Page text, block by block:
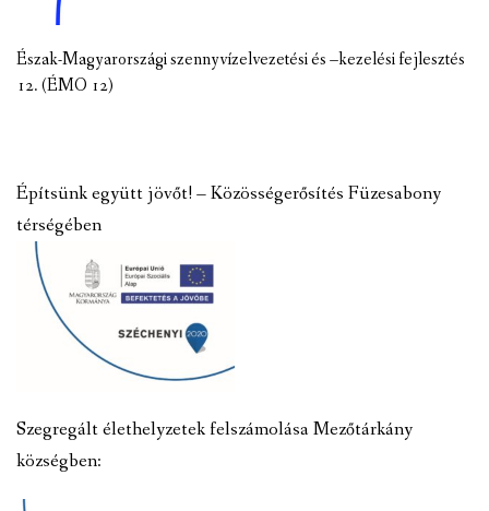
Észak-Magyarországi szennyvízelvezetési és –kezelési fejlesztés
12. (ÉMO 12)
Építsünk együtt jövőt! – Közösségerősítés Füzesabony
térségében
Szegregált élethelyzetek felszámolása Mezőtárkány
községben: